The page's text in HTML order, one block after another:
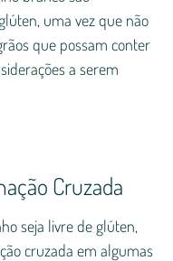
uma vez que não
que possam conter
a serem
Cruzada
seja livre de glúten,
cruzada em algumas